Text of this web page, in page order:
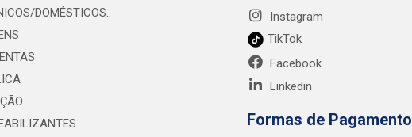
DOMÉSTICOS..
Instagram
TikTok
Facebook
Linkedin
Formas de Pagamento